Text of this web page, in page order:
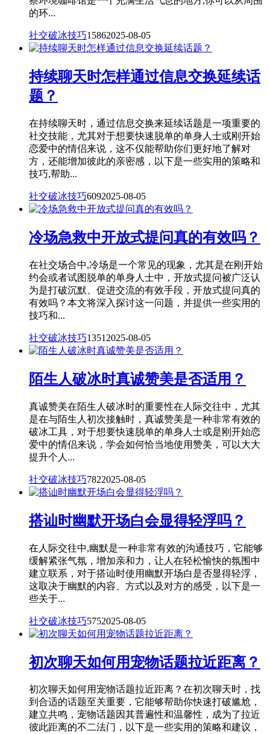
的环...
社交破冰技巧15862025-08-05
持续聊天时怎样通过信息交换延续话
题？
在持续聊天时，通过信息交换来延续话题是一项重要的
社交技能，尤其对于想要快速脱单的单身人士或刚开始
恋爱中的情侣来说，这不仅能帮助你们更好地了解对
方，还能增加彼此的亲密感，以下是一些实用的策略和
技巧,帮助...
社交破冰技巧6092025-08-05
冷场急救中开放式提问真的有效吗？
在社交场合中,冷场是一个常见的现象，尤其是在刚开始
约会或者试图脱单的单身人士中，开放式提问被广泛认
为是打破沉默、促进交流的有效手段，开放式提问真的
有效吗？本文将深入探讨这一问题，并提供一些实用的
技巧和...
社交破冰技巧1351 2025-08-05
陌生人破冰时真诚赞美是否适用？
真诚赞美在陌生人破冰时的重要性在人际交往中，尤其
是在与陌生人初次接触时，真诚赞美是一种非常有效的
破冰工具，对于想要快速脱单的单身人士或是刚开始恋
爱中的情侣来说，学会如何恰当地使用赞美，可以大大
提升个人...
社交破冰技巧7822025-08-05
搭讪时幽默开场白会显得轻浮吗？
在人际交往中,幽默是一种非常有效的沟通技巧，它能够
缓解紧张气氛，增加亲和力，让人在轻松愉快的氛围中
建立联系，对于搭讪时使用幽默开场白是否显得轻浮，
这取决于幽默的内容、方式以及对方的感受，以下是一
些关于...
社交破冰技巧5752025-08-05
初次聊天如何用宠物话题拉近距离？
初次聊天如何用宠物话题拉近距离？在初次聊天时，找
到合适的话题至关重要，它能够帮助你快速打破尴尬，
建立共鸣，宠物话题因其普遍性和温馨性，成为了拉近
彼此距离的不二法门，以下是一些实用的策略和建议，